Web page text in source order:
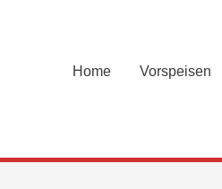
Home Vorspeisen